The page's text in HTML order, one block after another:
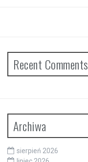
Recent Comments
Archiwa
sierpień 2026